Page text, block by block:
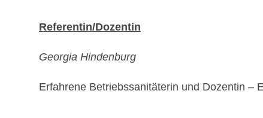
Referentin/Dozentin
Georgia Hindenburg
Erfahrene Betriebssanitäterin und Dozentin –